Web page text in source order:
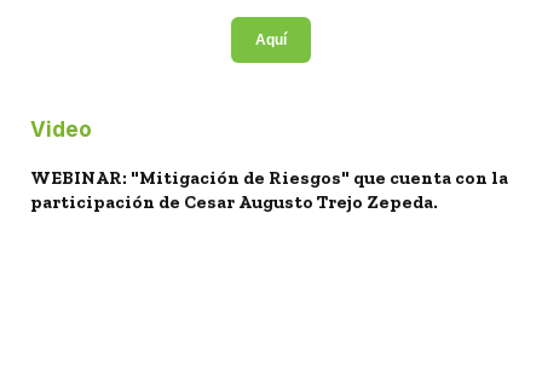
Aquí
Video
WEBINAR: "Mitigación de Riesgos" que cuenta con la
participación de Cesar Augusto Trejo Zepeda.